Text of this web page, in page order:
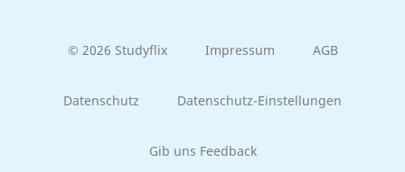
© 2026 Studyflix Impressum AGB
Datenschutz Datenschutz-Einstellungen
Gib uns Feedback